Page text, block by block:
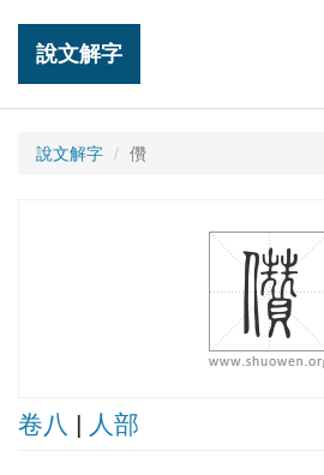
說文解字
說文解字 儹
卷八 | 人部